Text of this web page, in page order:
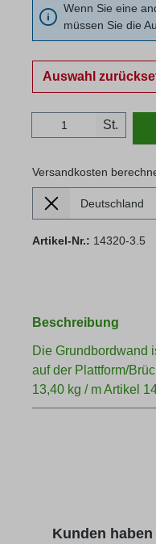
Wenn Sie eine
müssen Sie die
Auswahl
Produkt St.
Versandkosten
Lieferland
Versandkosten
Artikel-Nr.: 14320-3.5
Beschreibung
Die Grundbordwand
auf der Plattform/
13,40 kg / m Artikel
Produktgalerie
Kunden